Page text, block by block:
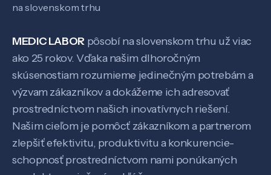
Veda a výskum
Pôsobenie
Know-how
na slovenskom trhu
MEDIC LABOR pôsobí na slovenskom trhu už viac
ako 25 rokov. Vďaka našim dlhoročným
skúsenostiam rozumieme jedinečným potrebám a
výzvam zákazníkov a dokážeme ich adresovať
prostredníctvom našich inovatívnych riešení.
Našim cieľom je pomôcť zákazníkom a partnerom
zlepšiť efektivitu, produktivitu a konkurencie-
schopnosť prostredníctvom nami ponúkaných